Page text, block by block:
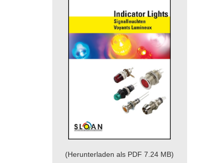
(Herunterladen als PDF 7.24 MB)